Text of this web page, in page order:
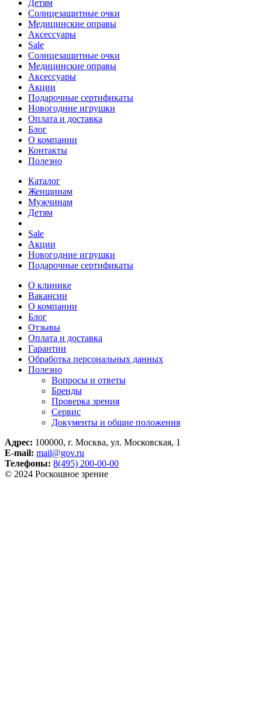
Детям
Солнцезащитные очки
Медицинские оправы
Аксессуары
Sale
Солнцезащитные очки
Медицинские оправы
Аксессуары
Акции
Подарочные сертификаты
Новогодние игрушки
Оплата и доставка
Блог
О компании
Контакты
Полезно
Каталог
Женщинам
Мужчинам
Детям
Sale
Акции
Новогодние игрушки
Подарочные сертификаты
О клинике
Вакансии
О компании
Блог
Отзывы
Оплата и доставка
Гарантии
Обработка персональных данных
Полезно
Вопросы и ответы
Бренды
Проверка зрения
Сервис
Документы и общие положения
Адрес: 100000, г. Москва, ул. Московская, 1
E-mail: mail@gov.ru
Телефоны: 8(495) 200-00-00
© 2024 Роскошное зрение